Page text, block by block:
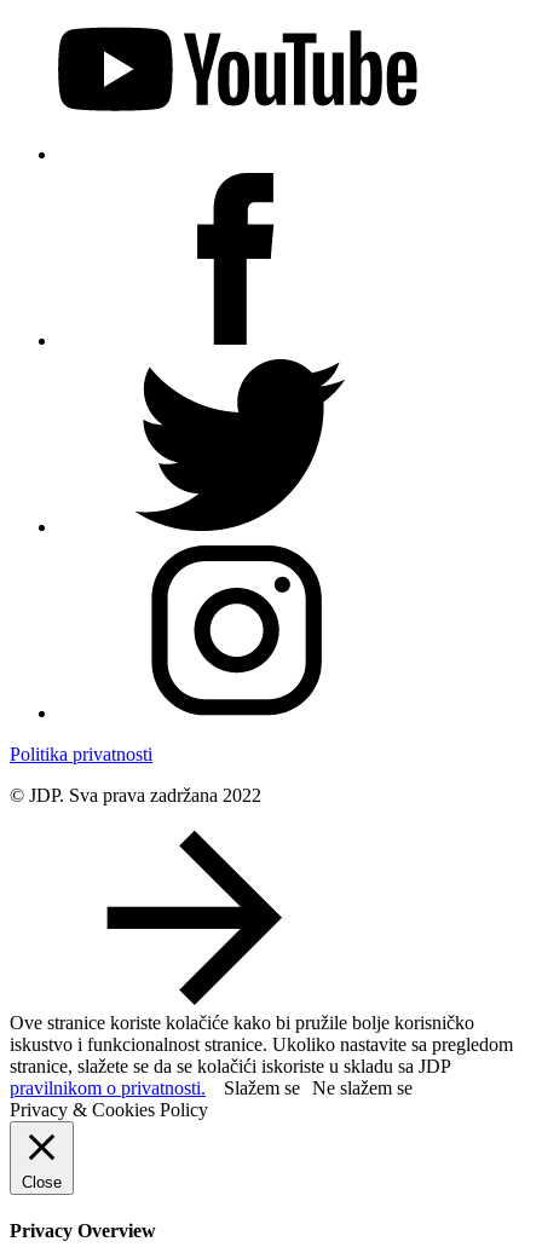
Politika privatnosti
© JDP. Sva prava zadržana 2022
Ove stranice koriste kolačiće kako bi pružile bolje korisničko
iskustvo i funkcionalnost stranice. Ukoliko nastavite sa pregledom
stranice, slažete se da se kolačići iskoriste u skladu sa JDP
pravilnikom o privatnosti.
Slažem se Ne slažem se
Privacy & Cookies Policy
Close
Privacy Overview